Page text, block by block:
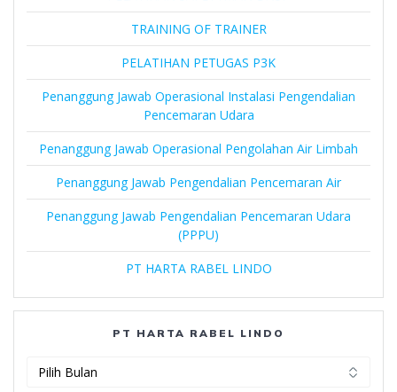
TRAINING OF TRAINER
PELATIHAN PETUGAS P3K
Penanggung Jawab Operasional Instalasi Pengendalian
Pencemaran Udara
Penanggung Jawab Operasional Pengolahan Air Limbah
Penanggung Jawab Pengendalian Pencemaran Air
Penanggung Jawab Pengendalian Pencemaran Udara
(PPPU)
PT HARTA RABEL LINDO
PT HARTA RABEL LINDO